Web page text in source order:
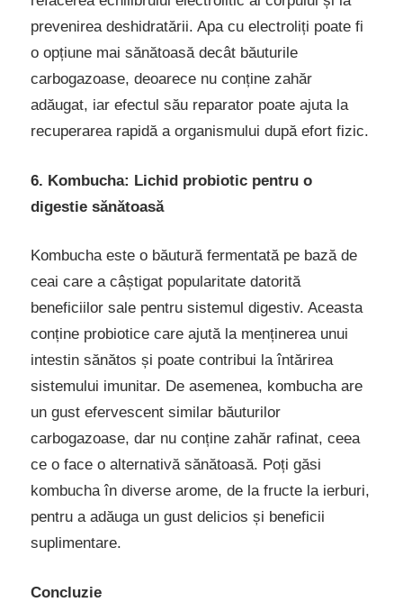
prevenirea deshidratării. Apa cu electroliți poate fi
o opțiune mai sănătoasă decât băuturile
carbogazoase, deoarece nu conține zahăr
adăugat, iar efectul său reparator poate ajuta la
recuperarea rapidă a organismului după efort fizic.
6. Kombucha: Lichid probiotic pentru o
digestie sănătoasă
Kombucha este o băutură fermentată pe bază de
ceai care a câștigat popularitate datorită
beneficiilor sale pentru sistemul digestiv. Aceasta
conține probiotice care ajută la menținerea unui
intestin sănătos și poate contribui la întărirea
sistemului imunitar. De asemenea, kombucha are
un gust efervescent similar băuturilor
carbogazoase, dar nu conține zahăr rafinat, ceea
ce o face o alternativă sănătoasă. Poți găsi
kombucha în diverse arome, de la fructe la ierburi,
pentru a adăuga un gust delicios și beneficii
suplimentare.
Concluzie